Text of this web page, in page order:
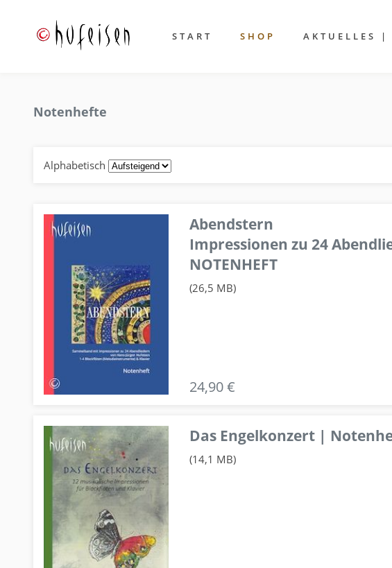
START SHOP AKTUELLES |
Notenhefte
Alphabetisch
Abendstern
Impressionen zu 24
NOTENHEFT
(26,5 MB)
24,90 €
Das Engelkonzert |
(14,1 MB)